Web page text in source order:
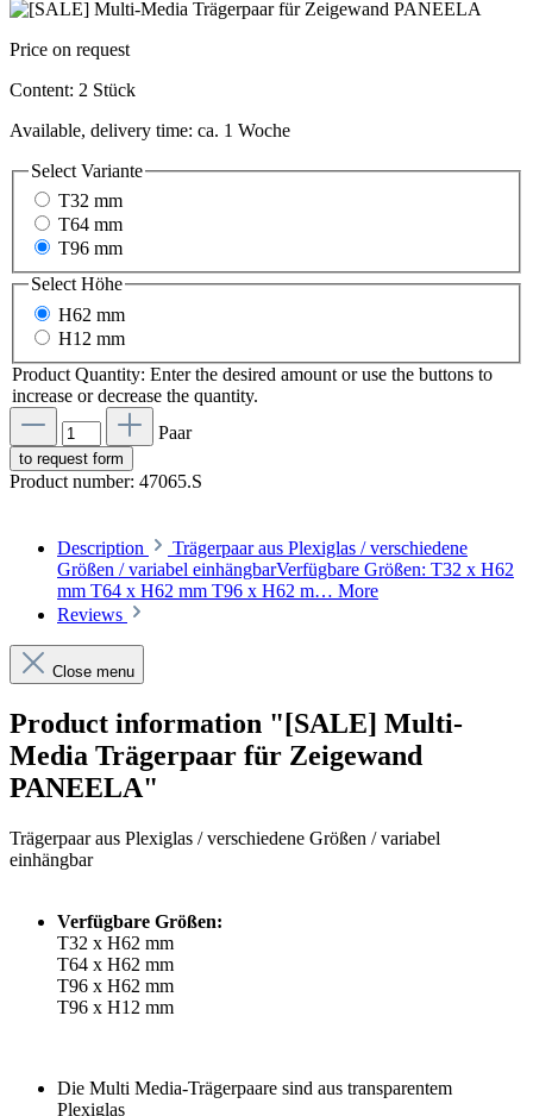
Price on request
Content: 2 Stück
Available, delivery time: ca. 1 Woche
Select Variante
T32 mm
T64 mm
T96 mm
SelectHöhe
H62 mm
H12 mm
Product Quantity: Enter the desired amount or use the buttons to
increase or decrease the quantity.
Paar
to request form
Product number: 47065.S
Description
Trägerpaar aus Plexiglas / verschiedene
Größen / variabel einhängbarVerfügbare Größen: T32 x H62
mm T64 x H62 mm T96 x H62 m… More
Reviews
Close menu
Product information "[SALE] Multi-
Media Trägerpaar für Zeigewand
PANEELA"
Trägerpaar aus Plexiglas / verschiedene Größen / variabel
einhängbar
Verfügbare Größen:
T32 x H62 mm
T64 x H62 mm
T96 x H62 mm
T96 x H12 mm
Die Multi Media-Trägerpaare sind aus transparentem
Plexiglas